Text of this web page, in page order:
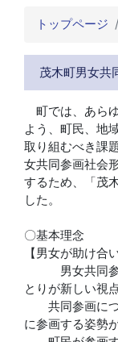
トップページ
茂木町男女共
町では、あら
よう、町民、地
取り組むべき課
女共同参画社会
するため、「茂
した。
〇基本理念
【男女が助け合
男女共同参画
とりが新しい視
共同参画につ
に参画する姿勢